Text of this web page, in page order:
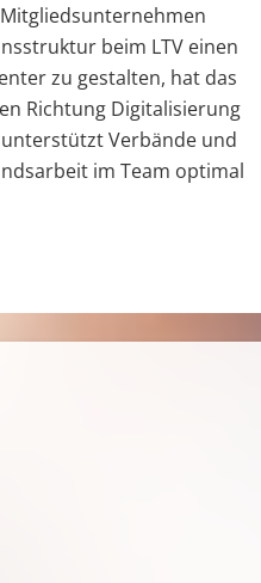
beim LTV einen
zu gestalten, hat das
Richtung Digitalisierung
unterstützt Verbände und
im Team optimal